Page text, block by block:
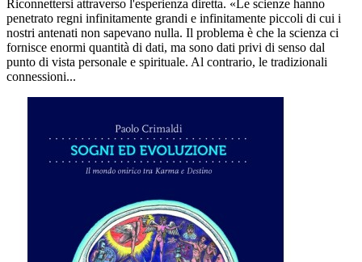
Riconnettersi attraverso l'esperienza diretta. «Le scienze hanno
penetrato regni infinitamente grandi e infinitamente piccoli di cui i
nostri antenati non sapevano nulla. Il problema è che la scienza ci
fornisce enormi quantità di dati, ma sono dati privi di senso dal
punto di vista personale e spirituale. Al contrario, le tradizionali
connessioni...